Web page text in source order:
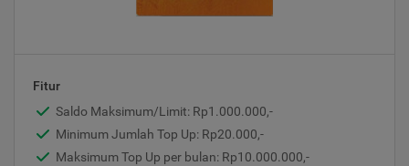
Fitur
Saldo Maksimum/Limit: Rp1.000.000,-
Minimum Jumlah Top Up: Rp20.000,-
Maksimum Top Up per bulan: Rp10.000.000,-